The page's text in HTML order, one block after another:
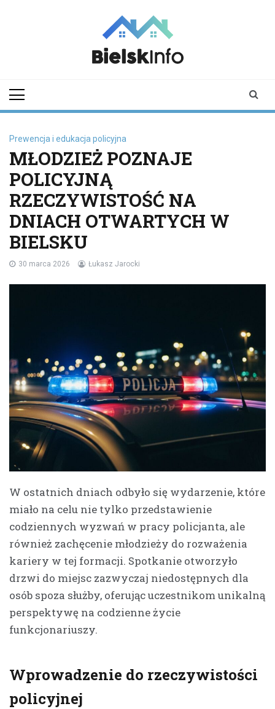
Podlaskiego i
Prewencja i edukacja policyjna
MŁODZIEŻ POZNAJE
POLICYJNĄ
RZECZYWISTOŚĆ NA
DNIACH OTWARTYCH W
BIELSKU
30 marca 2026 Łukasz Jarocki
W ostatnich dniach odbyło się wydarzenie, które
miało na celu nie tylko przedstawienie
codziennych wyzwań w pracy policjanta, ale
również zachęcenie młodzieży do rozważenia
kariery w tej formacji. Spotkanie otworzyło
drzwi do miejsc zazwyczaj niedostępnych dla
osób spoza służby, oferując uczestnikom unikalną
perspektywę na codzienne życie
funkcjonariuszy.
Wprowadzenie do rzeczywistości
policyjnej